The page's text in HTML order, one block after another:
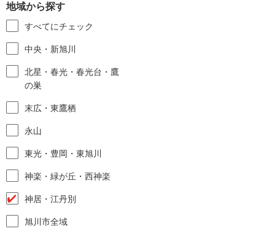
地域から探す
すべてにチェック
中央・新旭川
北星・春光・春光台・鷹
の巣
末広・東鷹栖
永山
東光・豊岡・東旭川
神楽・緑が丘・西神楽
神居・江丹別
旭川市全域